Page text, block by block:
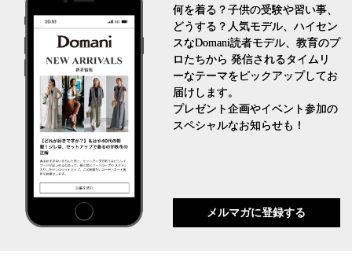
何を着る？子供の受験や習い事、
どうする？人気モデル、ハイセン
スなDomani読者モデル、教育のプ
ロたちから 発信されるタイムリ
ーなテーマをピックアップしてお
届けします。
プレゼント企画やイベント参加の
スペシャルなお知らせも！
メルマガに登録する